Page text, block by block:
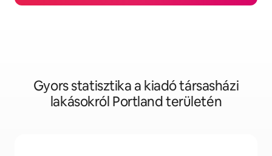
Gyors statisztika a kiadó társasházi
lakásokról Portland területén